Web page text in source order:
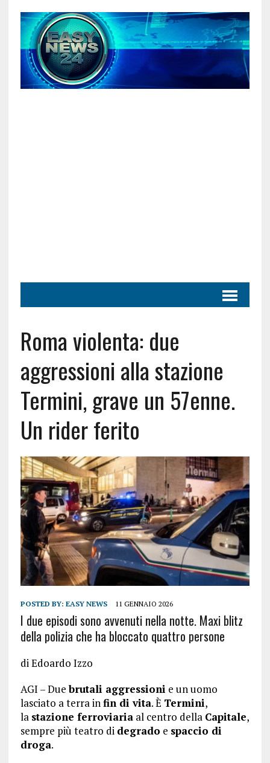
Roma violenta: due
aggressioni alla stazione
Termini, grave un 57enne.
Un rider ferito
POSTED BY: EASY NEWS 11 GENNAIO 2026
I due episodi sono avvenuti nella notte. Maxi blitz
della polizia che ha bloccato quattro persone
di Edoardo Izzo
AGI – Duebrutali aggressioni e un uomo
lasciato a terra infin di vita. È Termini,
la stazione ferroviariaal centro della Capitale,
sempre più teatro di degrado e spaccio di
droga.